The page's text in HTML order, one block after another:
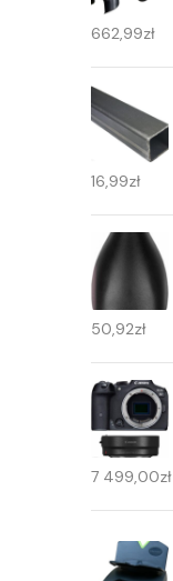
662,99zł
16,99zł
50,92zł
7 499,00zł